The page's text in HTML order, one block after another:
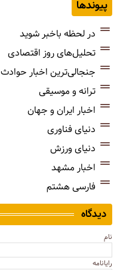
پیوندها
در لحظه باخبر شوید
تحلیل‌های روز اقتصادی
جنجالی‌ترین اخبار حوادث
ترانه و موسیقی
اخبار ایران و جهان
دنیای فناوری
دنیای ورزش
اخبار مشهد
فارسی هشتم
دیدگاه
نام
رایانامه